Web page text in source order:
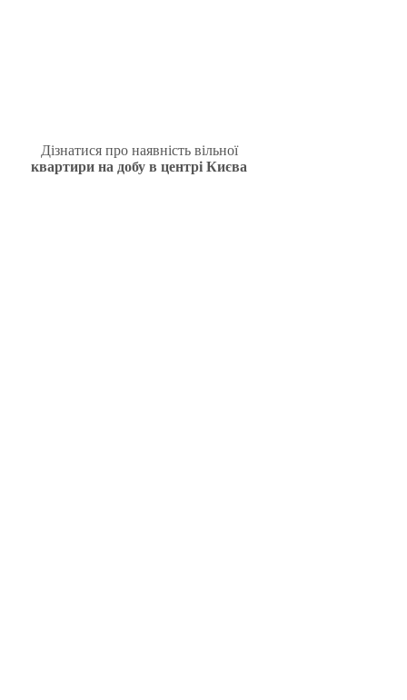
Дізнатися про наявність вільної
квартири на добу в центрі Києва